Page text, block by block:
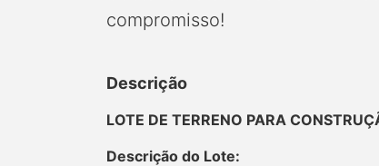
compromisso!
Descrição
LOTE DE TERRENO PARA
Descrição do Lote: